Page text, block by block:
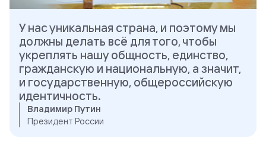
У нас уникальная страна, и поэтому мы
должны делать всё для того, чтобы
укреплять нашу общность, единство,
гражданскую и национальную, а значит,
и государственную, общероссийскую
идентичность.
Владимир Путин
Президент России